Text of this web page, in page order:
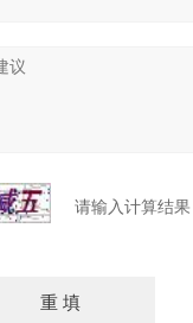
请输入计算结